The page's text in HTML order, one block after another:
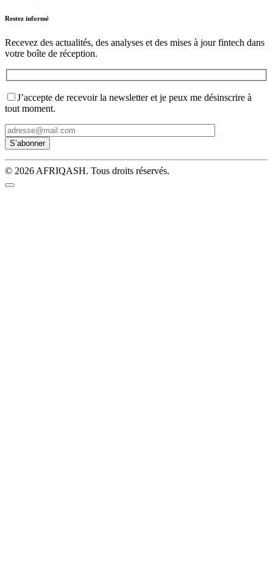
Restez informé
Recevez des actualités, des analyses et des mises à jour fintech dans
votre boîte de réception.
J’accepte de recevoir la newsletter et je peux me désinscrire à
tout moment.
© 2026 AFRIQASH. Tous droits réservés.